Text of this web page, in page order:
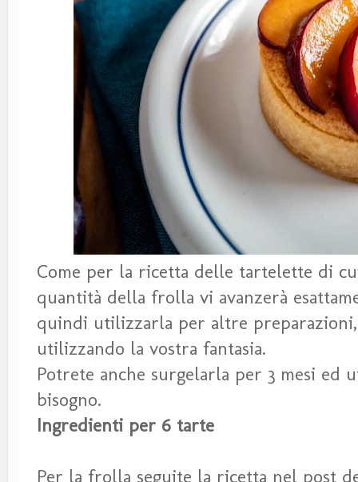
Come per la ricetta delle tartelette di
quantità della frolla vi avanzerà
quindi utilizzarla per altre
utilizzando la vostra fantasia.
Potrete anche surgelarla per 3 mesi ed
bisogno.
Ingredienti per 6 tarte
Per la frolla seguite la ricetta nel post